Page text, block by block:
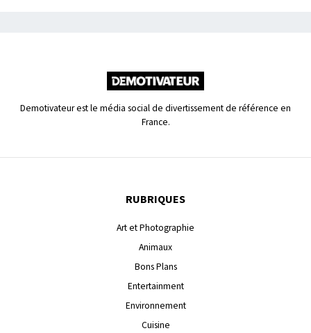
Demotivateur est le média social de divertissement de référence en
France.
RUBRIQUES
Art et Photographie
Animaux
Bons Plans
Entertainment
Environnement
Cuisine